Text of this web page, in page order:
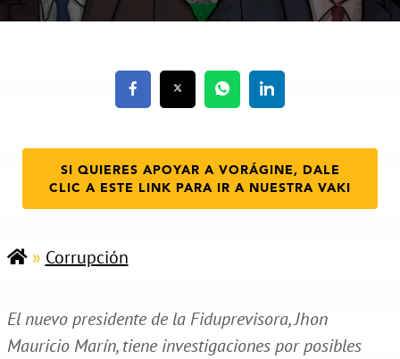
SI QUIERES APOYAR A VORÁGINE, DALE
CLIC A ESTE LINK PARA IR A NUESTRA VAKI
» Corrupción
El nuevo presidente de la Fiduprevisora, Jhon
Mauricio Marín, tiene investigaciones por posibles